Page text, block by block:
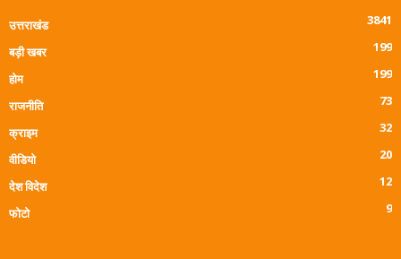
उत्तराखंड
3841
बड़ी खबर
199
होम
199
राजनीति
73
क्राइम
32
वीडियो
20
देश विदेश
12
फोटो
9